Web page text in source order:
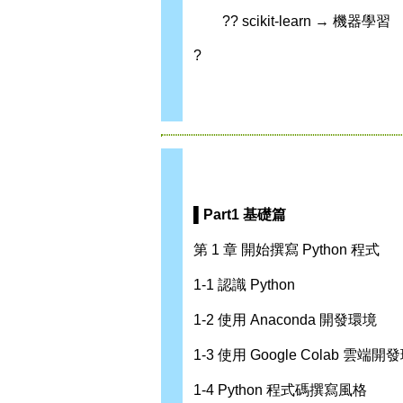
?? scikit-learn → 機器學習
?
▌Part1 基礎篇
第 1 章 開始撰寫 Python 程式
1-1 認識 Python
1-2 使用 Anaconda 開發環境
1-3 使用 Google Colab 雲端開
1-4 Python 程式碼撰寫風格